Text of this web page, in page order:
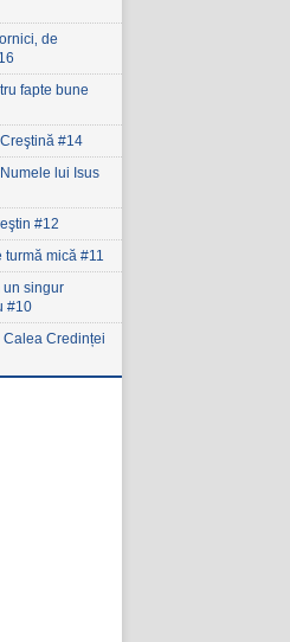
de
fapte bune
#14
lui Isus
#12
turmă mică #11
un singur
#10
Calea Credinței